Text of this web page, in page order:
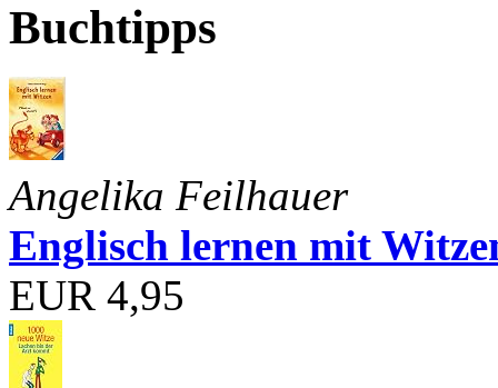
Buchtipps
Angelika Feilhauer
Englisch lernen mit
EUR 4,95